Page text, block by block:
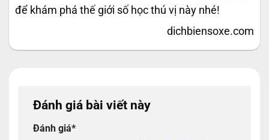
để khám phá thế giới số học thú vị này nhé!
dichbiensoxe.com
Đánh giá bài viết này
Đánh giá*